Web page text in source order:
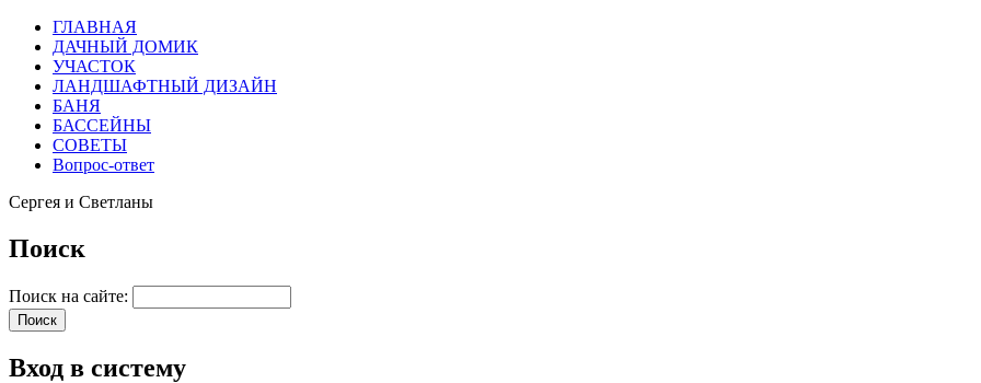
ГЛАВНАЯ
ДАЧНЫЙ ДОМИК
УЧАСТОК
ЛАНДШАФТНЫЙ ДИЗАЙН
БАНЯ
БАССЕЙНЫ
СОВЕТЫ
Вопрос-ответ
Сергея и Светланы
Поиск
Поиск на сайте:
Вход в систему